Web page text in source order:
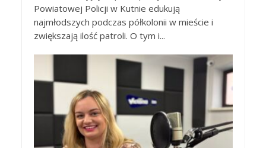
Powiatowej Policji w Kutnie edukują
najmłodszych podczas półkolonii w mieście i
zwiększają ilość patroli. O tym i...